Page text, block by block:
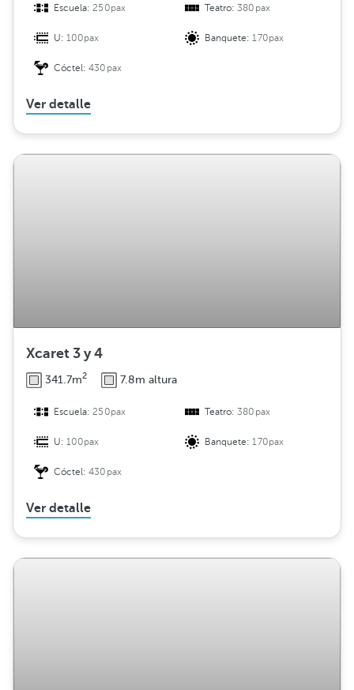
Escuela:250pax Teatro:380pax
U:100pax Banquete:170pax
Cóctel:430pax
Ver detalle
Xcaret 3 y 4
341.7m2 7.8m altura
Escuela:250pax Teatro:380pax
U:100pax Banquete:170pax
Cóctel:430pax
Ver detalle